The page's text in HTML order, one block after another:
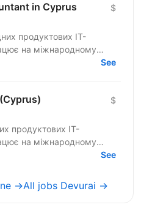
in Cyprus $
продуктових IT-
на міжнародному
B2B-рішення для
See
$
продуктових IT-
на міжнародному
B2B-рішення для
See
→All jobs Devurai →